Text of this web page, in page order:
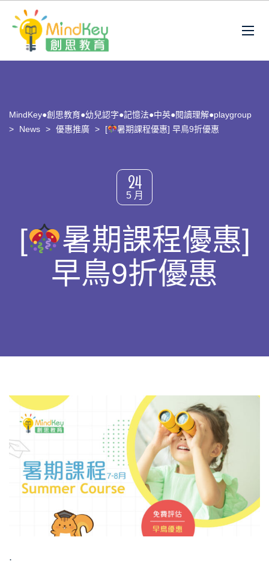
MindKey●創思教育●幼兒認字●記憶法●中英●閱讀理解●playgroup
>
News > 優惠推廣 > [ 暑期課程優惠] 早鳥9折優惠
24
5 月
[
暑期課程優惠]
早鳥9折優惠
.